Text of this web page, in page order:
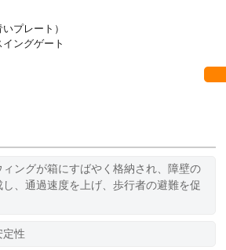
プレート）
ングゲート
ングが箱にすばやく格納され、障壁の
、通過速度を上げ、歩行者の避難を促
定性